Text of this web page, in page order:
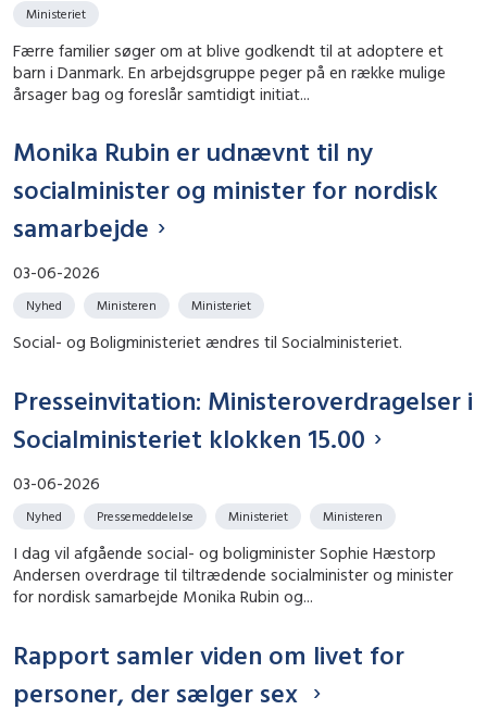
Ministeriet
Færre familier søger om at blive godkendt til at adoptere et
barn i Danmark. En arbejdsgruppe peger på en række mulige
årsager bag og foreslår samtidigt initiat...
Monika Rubin er udnævnt til ny
socialminister og minister for nordisk
samarbejde
03-06-2026
Nyhed Ministeren Ministeriet
Social- og Boligministeriet ændres til Socialministeriet.
Presseinvitation: Ministeroverdragelser i
Socialministeriet klokken 15.00
03-06-2026
Nyhed Pressemeddelelse Ministeriet Ministeren
I dag vil afgående social- og boligminister Sophie Hæstorp
Andersen overdrage til tiltrædende socialminister og minister
for nordisk samarbejde Monika Rubin og...
Rapport samler viden om livet for
personer, der sælger sex